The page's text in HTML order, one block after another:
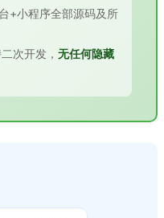
+小程序全部源码及所
开发， 无任何隐藏